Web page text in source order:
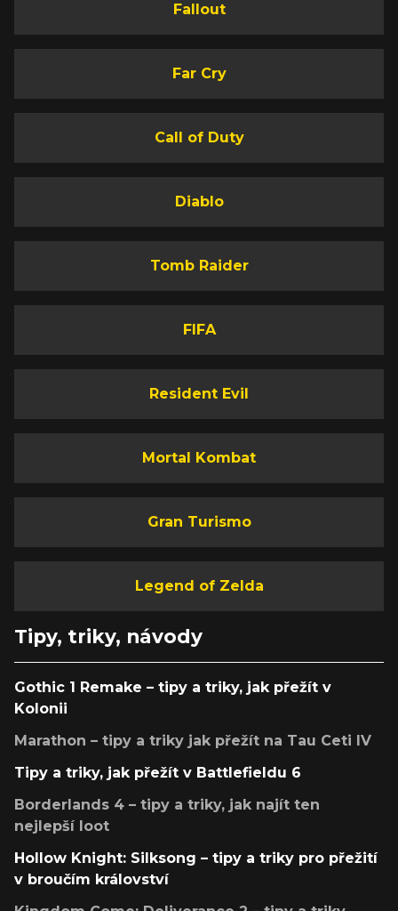
Fallout
Far Cry
Call of Duty
Diablo
Tomb Raider
FIFA
Resident Evil
Mortal Kombat
Gran Turismo
Legend of Zelda
Tipy, triky, návody
Gothic 1 Remake – tipy a triky, jak přežít v
Kolonii
Marathon – tipy a triky jak přežít na Tau Ceti IV
Tipy a triky, jak přežít v Battlefieldu 6
Borderlands 4 – tipy a triky, jak najít ten
nejlepší loot
Hollow Knight: Silksong – tipy a triky pro přežití
v broučím království